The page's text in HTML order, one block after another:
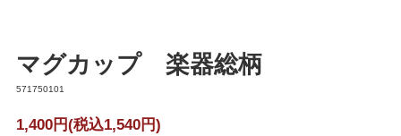
マグカップ 楽器総柄
571750101
1,400円(税込1,540円)